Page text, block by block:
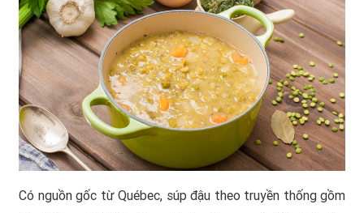
Có nguồn gốc từ Québec, súp đậu theo truyền thống gồm